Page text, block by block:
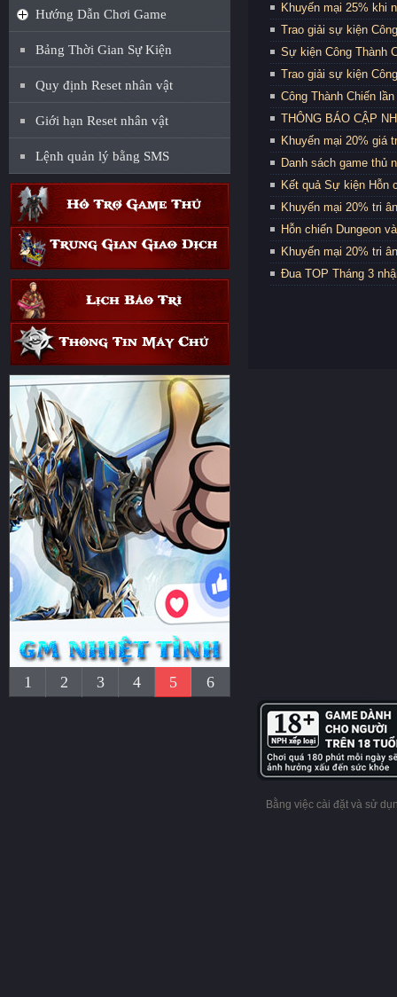
Hướng Dẫn Chơi Game
Bảng Thời Gian Sự Kiện
Quy định Reset nhân vật
Giới hạn Reset nhân vật
Lệnh quản lý bằng SMS
1 2 3 4 5 6
Khuyến mại 25% khi
Trao giải sự kiện
Sự kiện Công Thành
Trao giải sự kiện
Công Thành Chiến
THÔNG BÁO CẬP
Khuyến mại 20% giá
Danh sách game thủ
Kết quả Sự kiện Hỗn
Khuyến mại 20% tri
Hỗn chiến Dungeon
Khuyến mại 20% tri
Đua TOP Tháng 3
Bằng việc cài đặt và sử